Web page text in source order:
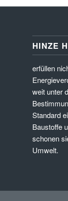
HINZE
erfüllen
weit unter
Standard
Baustoffe
schonen
Umwelt.